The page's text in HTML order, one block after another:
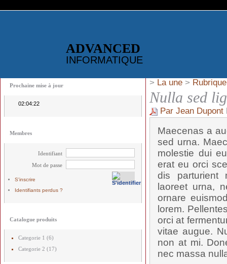
ADVANCED
INFORMATIQUE
Prochaine mise à jour
02:04:21
Membres
Identifiant
Mot de passe
S'inscrire
Identifiants perdus ?
Catalogue produits
Categorie 1 (6)
Categorie 2 (17)
> La une >
Nulla sed
Par Jean Dupont
Maecenas a
sed urna.
molestie dui
erat eu orci
dis parturient
laoreet urna,
ornare
lorem.
orci at
vitae augue.
non at mi.
nec massa